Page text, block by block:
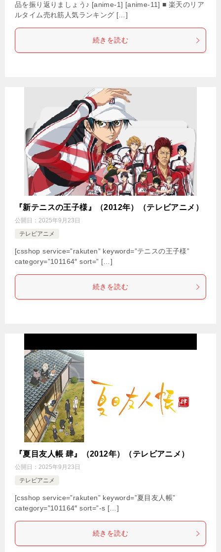
品を振り返りましょう♪ [anime-1] [anime-11] ■ 楽天のリア
ルタイム売れ筋人気ランキング […]
続きを読む
『新テニスの王子様』（2012年）（テレビアニメ）
公開日： 2025年9月23日
テレビアニメ
[csshop service=”rakuten” keyword=”テニスの王子様”
category=”101164″ sort=” […]
続きを読む
『夏目友人帳 肆』（2012年）（テレビアニメ）
公開日： 2025年9月23日
テレビアニメ
[csshop service=”rakuten” keyword=”夏目友人帳”
category=”101164″ sort=”-s […]
続きを読む